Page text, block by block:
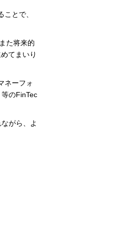
とで、
た将来的
てまいり
ネーフォ
のFinTec
がら、よ